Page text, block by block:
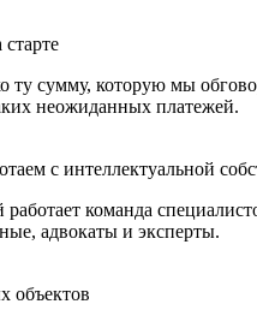
ту сумму, которую мы
неожиданных платежей.
с интеллектуальной
команда
адвокаты и эксперты.
объектов